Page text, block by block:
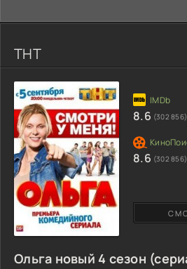
ТНТ
Ольга новый 4 сезон
8.6 (302 856)
8.6 (302 856)